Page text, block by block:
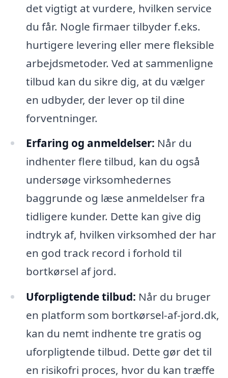
det vigtigt at vurdere, hvilken service
du får. Nogle firmaer tilbyder f.eks.
hurtigere levering eller mere fleksible
arbejdsmetoder. Ved at sammenligne
tilbud kan du sikre dig, at du vælger
en udbyder, der lever op til dine
forventninger.
Erfaring og anmeldelser: Når du
indhenter flere tilbud, kan du også
undersøge virksomhedernes
baggrunde og læse anmeldelser fra
tidligere kunder. Dette kan give dig
indtryk af, hvilken virksomhed der har
en god track record i forhold til
bortkørsel af jord.
Uforpligtende tilbud: Når du bruger
en platform som bortkørsel-af-jord.dk,
kan du nemt indhente tre gratis og
uforpligtende tilbud. Dette gør det til
en risikofri proces, hvor du kan træffe